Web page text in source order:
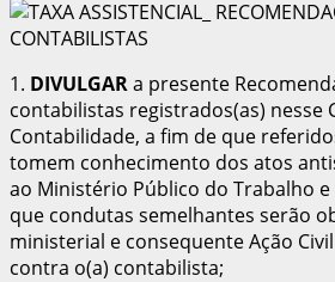
1. DIVULGARa presente
contabilistas registrados(as) nesse
Contabilidade, a fim de que
tomem conhecimento dos atos
ao Ministério Público do Trabalho
que condutas semelhantes serão
ministerial e consequente Ação
contra o(a) contabilista;